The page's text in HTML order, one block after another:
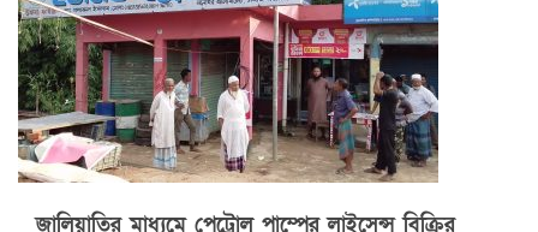
জালিয়াতির মাধ্যমে পেট্রোল পাম্পের লাইসেন্স বিক্রির